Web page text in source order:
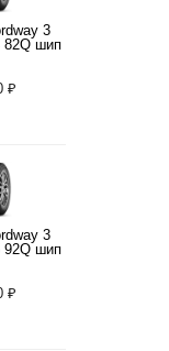
3
82Q шип
₽
3
92Q шип
₽